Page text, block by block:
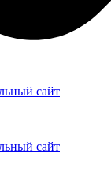
сайт
сайт